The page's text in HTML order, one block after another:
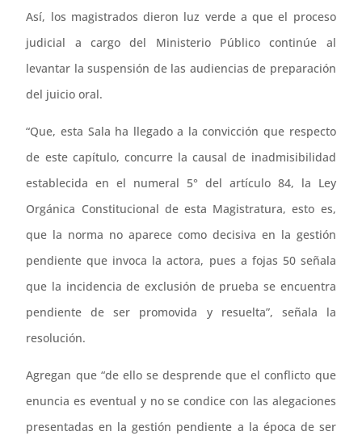
Así, los magistrados dieron luz verde a que el proceso
judicial a cargo del Ministerio Público continúe al
levantar la suspensión de las audiencias de preparación
del juicio oral.
“Que, esta Sala ha llegado a la convicción que respecto
de este capítulo, concurre la causal de inadmisibilidad
establecida en el numeral 5° del artículo 84, la Ley
Orgánica Constitucional de esta Magistratura, esto es,
que la norma no aparece como decisiva en la gestión
pendiente que invoca la actora, pues a fojas 50 señala
que la incidencia de exclusión de prueba se encuentra
pendiente de ser promovida y resuelta”, señala la
resolución.
Agregan que “de ello se desprende que el conflicto que
enuncia es eventual y no se condice con las alegaciones
presentadas en la gestión pendiente a la época de ser